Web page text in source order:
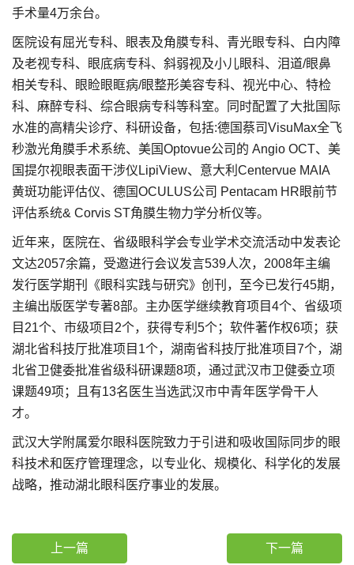
手术量4万余台。
医院设有屈光专科、眼表及角膜专科、青光眼专科、白内障
及老视专科、眼底病专科、斜弱视及小儿眼科、泪道/眼鼻
相关专科、眼睑眼眶病/眼整形美容专科、视光中心、特检
科、麻醉专科、综合眼病专科等科室。同时配置了大批国际
水准的高精尖诊疗、科研设备，包括:德国蔡司VisuMax全飞
秒激光角膜手术系统、美国Optovue公司的 Angio OCT、美
国提尔视眼表面干涉仪LipiView、意大利Centervue MAIA
黄斑功能评估仪、德国OCULUS公司 Pentacam HR眼前节
评估系统& Corvis ST角膜生物力学分析仪等。
近年来，医院在、省级眼科学会专业学术交流活动中发表论
文达2057余篇，受邀进行会议发言539人次，2008年主编
发行医学期刊《眼科实践与研究》创刊，至今已发行45期，
主编出版医学专著8部。主办医学继续教育项目4个、省级项
目21个、市级项目2个，获得专利5个；软件著作权6项；获
湖北省科技厅批准项目1个，湖南省科技厅批准项目7个，湖
北省卫健委批准省级科研课题8项，通过武汉市卫健委立项
课题49项；且有13名医生当选武汉市中青年医学骨干人
才。
武汉大学附属爱尔眼科医院致力于引进和吸收国际同步的眼
科技术和医疗管理理念，以专业化、规模化、科学化的发展
战略，推动湖北眼科医疗事业的发展。
上一篇 下一篇